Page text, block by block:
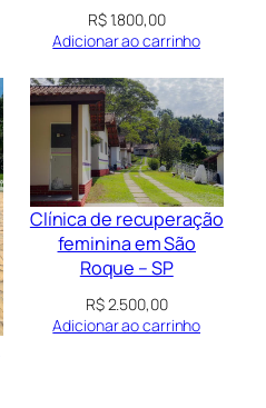
R$1.800,00
Adicionar ao carrinho
Clínica de recuperação
feminina em São
Roque – SP
R$2.500,00
Adicionar ao carrinho